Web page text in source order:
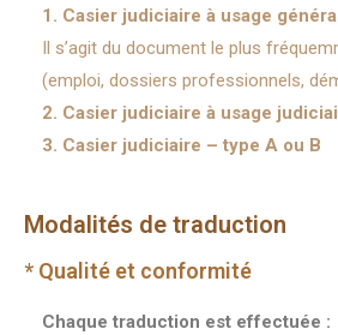
1. Casier judiciaire à usage
Il s’agit du document le plus
(emploi, dossiers professionnels,
2. Casier judiciaire à usage
3. Casier judiciaire – type A ou B
Modalités de traduction
* Qualité et conformité
Chaque traduction est effectuée :